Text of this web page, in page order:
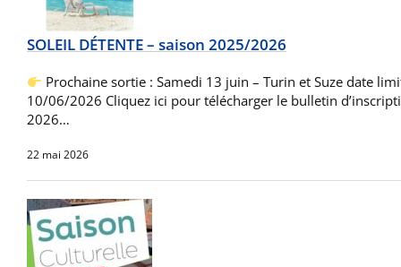
SOLEIL DÉTENTE – saison 2025/2026
Prochaine sortie : Samedi 13 juin – Turin et Suze date
10/06/2026 Cliquez ici pour télécharger le bulletin
2026…
22 mai 2026